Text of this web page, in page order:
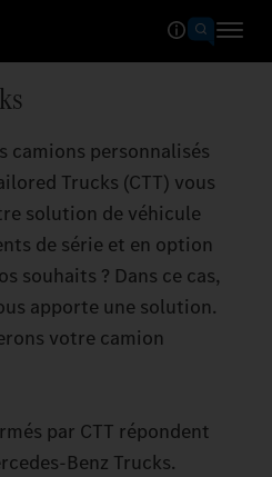
camions personnalisés
Trucks (CTT) vous
solution de véhicule
de série et en option
souhaits ? Dans ce cas,
apporte une solution.
votre camion
par CTT répondent
Trucks.